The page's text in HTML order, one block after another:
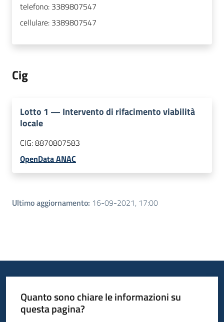
telefono: 3389807547
cellulare: 3389807547
Cig
Lotto 1 — Intervento di rifacimento viabilità
locale
CIG:8870807583
OpenData ANAC
Ultimo aggiornamento: 16-09-2021, 17:00
Quanto sono chiare le informazioni su
questa pagina?